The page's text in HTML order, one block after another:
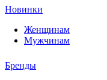
Новинки
Женщинам
Мужчинам
Бренды